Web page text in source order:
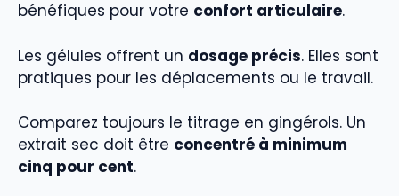
bénéfiques pour votre confort articulaire.
Les gélules offrent un dosage précis. Elles sont
pratiques pour les déplacements ou le travail.
Comparez toujours le titrage en gingérols. Un
extrait sec doit être concentré à minimum
cinq pour cent.